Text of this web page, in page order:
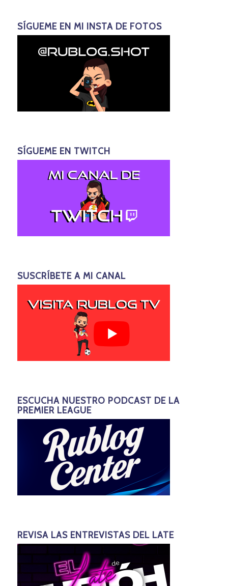
SÍGUEME EN MI INSTA DE FOTOS
SÍGUEME EN TWITCH
SUSCRÍBETE A MI CANAL
ESCUCHA NUESTRO PODCAST DE LA
PREMIER LEAGUE
REVISA LAS ENTREVISTAS DEL LATE